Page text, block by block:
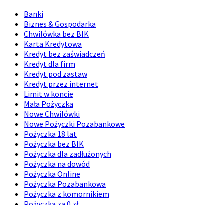
Banki
Biznes & Gospodarka
Chwilówka bez BIK
Karta Kredytowa
Kredyt bez zaświadczeń
Kredyt dla firm
Kredyt pod zastaw
Kredyt przez internet
Limit w koncie
Mała Pożyczka
Nowe Chwilówki
Nowe Pożyczki Pozabankowe
Pożyczka 18 lat
Pożyczka bez BIK
Pożyczka dla zadłużonych
Pożyczka na dowód
Pożyczka Online
Pożyczka Pozabankowa
Pożyczka z komornikiem